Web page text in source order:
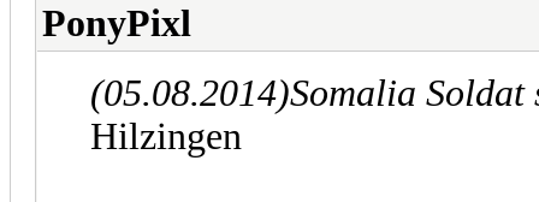
PonyPixl
(05.08.2014)Somalia
Hilzingen